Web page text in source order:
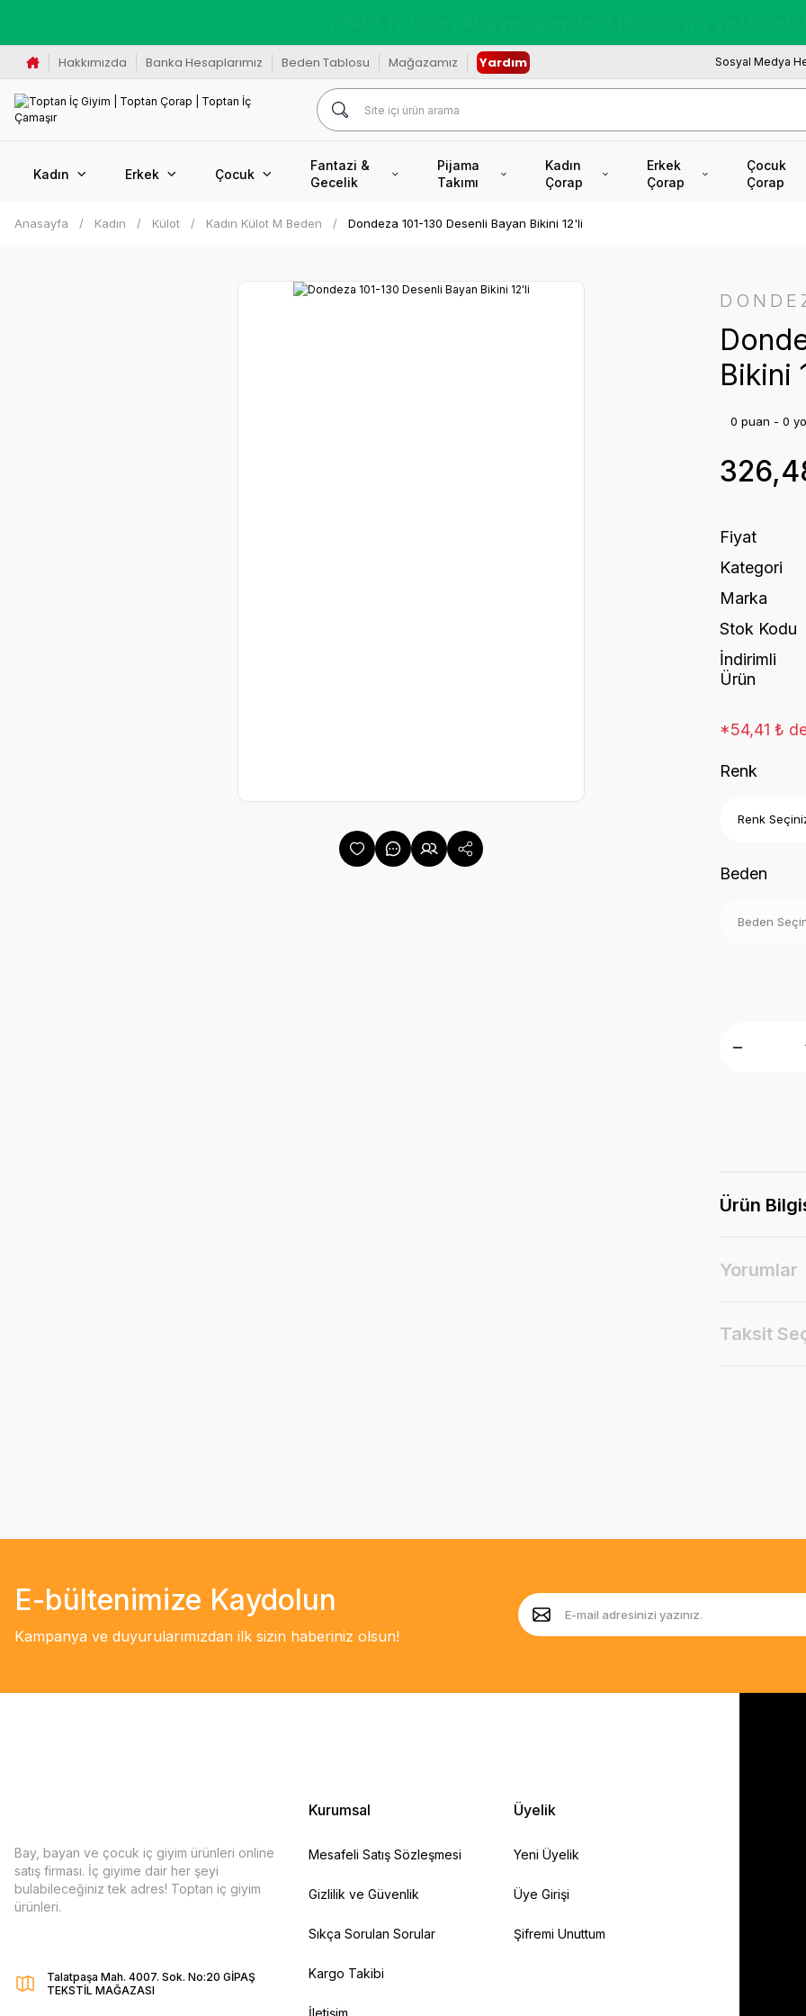
Hakkımızda Banka Hesaplarımız Beden Tablosu Mağazamız Yardım Sosyal Medya
Kadın Erkek Çocuk
Fantazi &
Gecelik
Pijama
Takımı
Kadın
Çorap
Erkek
Çorap
Çocuk
Çorap
Anasayfa Kadın Külot Kadın Külot M Beden Dondeza 101-130 Desenli Bayan Bikini 12'li
Bikini
0 puan - 0
Fiyat
Kategori
Marka
Stok Kodu
İndirimli
Ürün
*54,41 ₺
Renk
Beden
Ürün
Yorumlar
Taksit
E-bültenimize Kaydolun
Kampanya ve duyurularımızdan ilk sizin haberiniz olsun!
Bay, bayan ve çocuk iç giyim ürünleri online
satış firması. İç giyime dair her şeyi
bulabileceğiniz tek adres! Toptan iç giyim
ürünleri.
Talatpaşa Mah. 4007. Sok. No:20 GİPAŞ
TEKSTİL MAĞAZASI
Kurumsal
Mesafeli Satış Sözleşmesi
Gizlilik ve Güvenlik
Sıkça Sorulan Sorular
Kargo Takibi
İletişim
Üyelik
Yeni Üyelik
Üye Girişi
Şifremi Unuttum